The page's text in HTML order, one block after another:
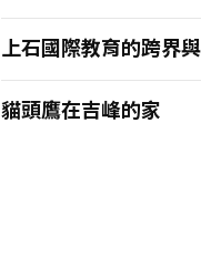
上石國際教育的跨界
貓頭鷹在吉峰的家